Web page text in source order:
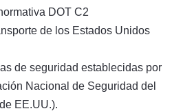
DOT C2
de los Estados Unidos
de seguridad establecidas por
Nacional de Seguridad del
EE.UU.).